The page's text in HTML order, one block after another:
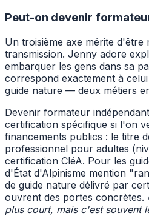
Peut-on devenir
Un troisième axe mérite d'être
transmission. Jenny adore
embarquer les gens dans sa
correspond exactement à
guide nature — deux métiers
Devenir formateur
certification spécifique si l'on
financements publics : le titre
professionnel pour adultes
certification CléA. Pour les
d'État d'Alpinisme mention
de guide nature délivré par
ouvrent des portes concrètes.
plus court, mais c'est souvent